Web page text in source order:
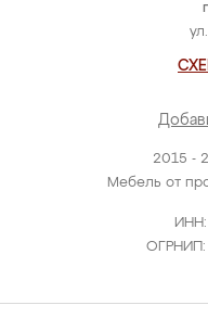
2015 -
Мебель от
ОГРНИП: